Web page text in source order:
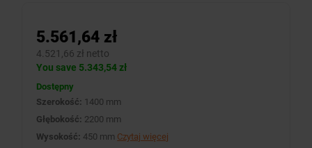
5.561,64 zł
4.521,66 zł netto
You save 5.343,54 zł
Dostępny
Szerokość: 1400 mm
Głębokość: 2200 mm
Wysokość: 450 mm Czytaj więcej